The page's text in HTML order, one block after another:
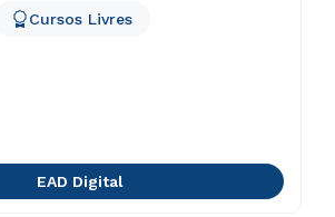
Cursos Livres
EAD Digital